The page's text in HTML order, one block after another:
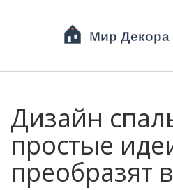
Дизайн
простые
преобразят